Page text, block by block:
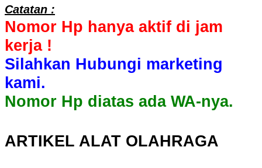
Catatan :
Nomor Hp hanya aktif di jam
kerja !
Silahkan Hubungi marketing
kami.
Nomor Hp diatas ada WA-nya.
ARTIKEL ALAT OLAHRAGA